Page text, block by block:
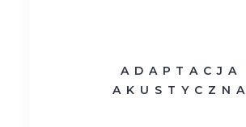
ADAPTACJA
AKUSTYCZNA